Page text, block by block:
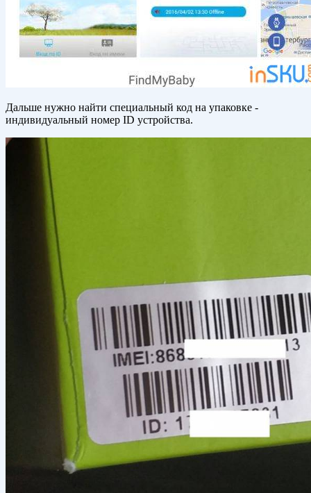
Дальше нужно найти специальный код на упаковке -
индивидуальный номер ID устройства.